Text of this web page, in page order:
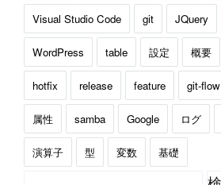
Visual Studio Code git JQuery
WordPress table 設定 概要
hotfix release feature git-flow
属性 samba Google ログ
演算子 型 変数 基礎